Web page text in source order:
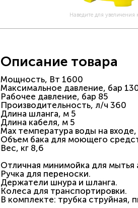
Наведите для увеличения
Описание товара
Мощность, Вт 1600
Максимальное давление, бар
Рабочее давление, бар 85
Производительность, л/ч 360
Длина шланга, м 5
Длина кабеля, м 5
Max температура воды на
Объем бака для моющего
Вес, кг 8,6
Отличная минимойка для
Ручка для переноски.
Держатели шнура и шланга.
Колеса для транспортировки.
В комплекте: трубка струйная,